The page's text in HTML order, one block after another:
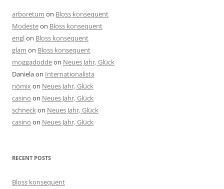
arboretum on Bloss konsequent
Modesteon Bloss konsequent
englon Bloss konsequent
glam on Bloss konsequent
moggadoddeon Neues Jahr, Glück
Danielaon Internationalista
nömixon Neues Jahr, Glück
casino on Neues Jahr, Glück
schneckon Neues Jahr, Glück
casino on Neues Jahr, Glück
RECENT POSTS
Bloss konsequent